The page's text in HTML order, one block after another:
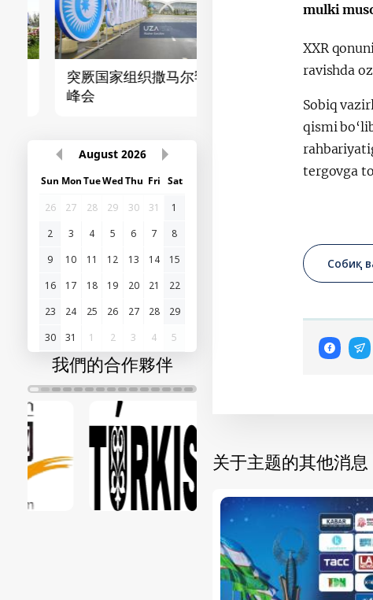
突厥国家组织撒马尔罕
峰会
首届“中国-中亚”峰会
August 2026
Sun MonTueWedThu Fri Sat
26
27 28 29 30 31
1
2
3 4 5 6 7
8
9
10 11 12 13 14
15
16
17 18 19 20 21
22
23
24 25 26 27 28
29
30
31 1 2 3 4 5
我們的合作夥伴
mulki
XXR
ravishda
Sobiq
qismi
tergovga
Собиқ
关于主题的其他消息